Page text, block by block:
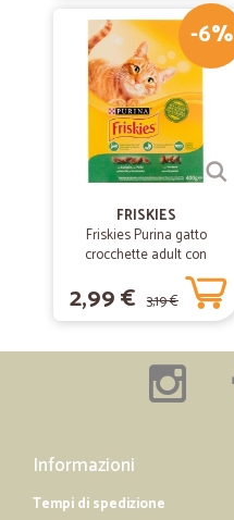
-6%
FRISKIES
Friskies Purina gatto
crocchette adult con
coniglio, pollo e verdure
scatola gr.400
2,99 € 3,19 €
Informazioni
Tempi di spedizione